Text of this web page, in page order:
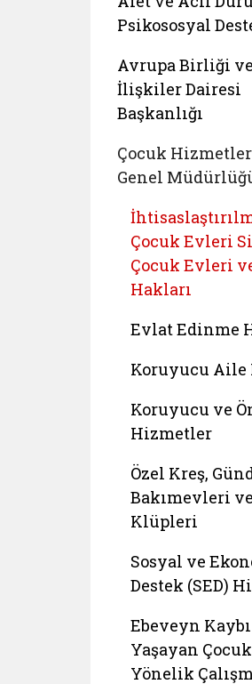
Psikososyal
Avrupa Birliği ve
İlişkiler Dairesi
Başkanlığı
Çocuk
Genel
Çocuk Evleri
Çocuk Evleri
Hakları
Evlat Edinme
Koruyucu
Koruyucu ve
Hizmetler
Özel Kreş,
Bakımevleri
Klüpleri
Sosyal ve
Destek (SED)
Ebeveyn Kaybı
Yaşayan
Yönelik